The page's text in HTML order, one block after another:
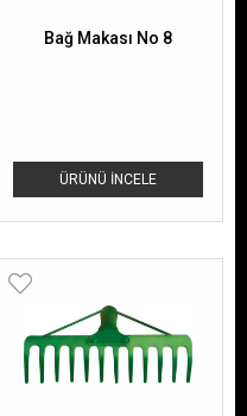
ÜRÜNÜ İNCELE
Bağ Makası No 8